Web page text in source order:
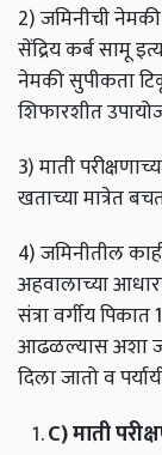
2) जमिनीची
सेंद्रिय कर्ब सामू
नेमकी सुपीकता
शिफारशीत
3) माती
खताच्या मात्रेत
4) जमिनीतील
अहवालाच्या
संत्रा वर्गीय
आढळल्यास अशा
दिला जातो व
C)माती